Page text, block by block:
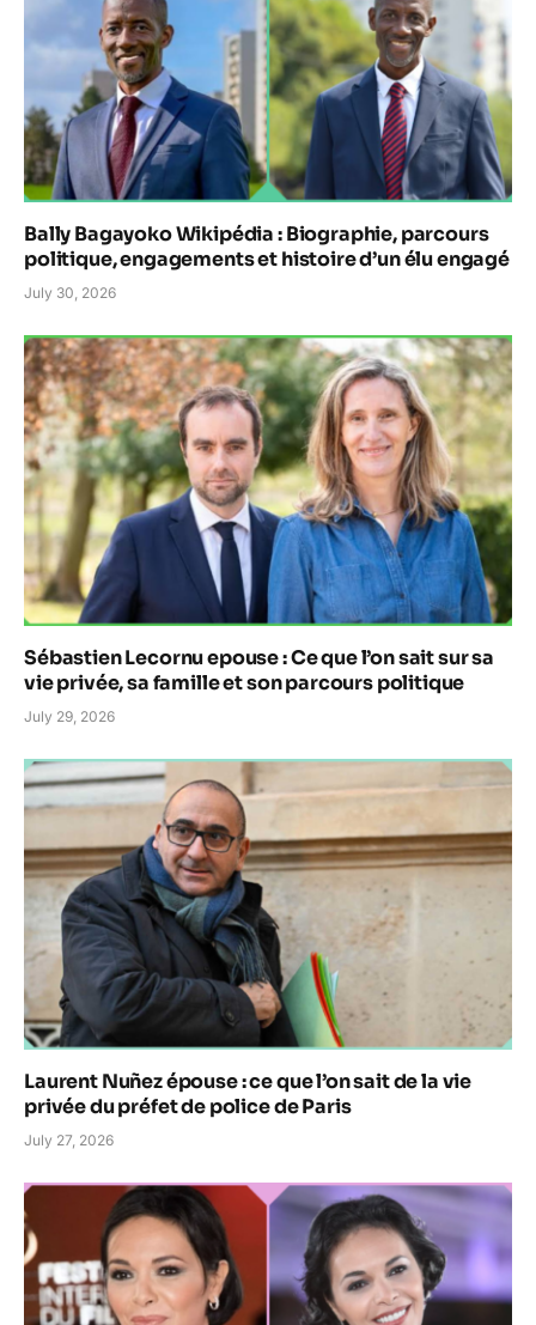
Bally Bagayoko Wikipédia : Biographie, parcours
politique, engagements et histoire d’un élu engagé
July 30, 2026
Sébastien Lecornu epouse : Ce que l’on sait sur sa
vie privée, sa famille et son parcours politique
July 29, 2026
Laurent Nuñez épouse : ce que l’on sait de la vie
privée du préfet de police de Paris
July 27, 2026